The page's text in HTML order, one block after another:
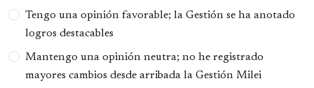
Tengo una opinión favorable; la Gestión se ha anotado
logros destacables
Mantengo una opinión neutra; no he registrado
mayores cambios desde arribada la Gestión Milei